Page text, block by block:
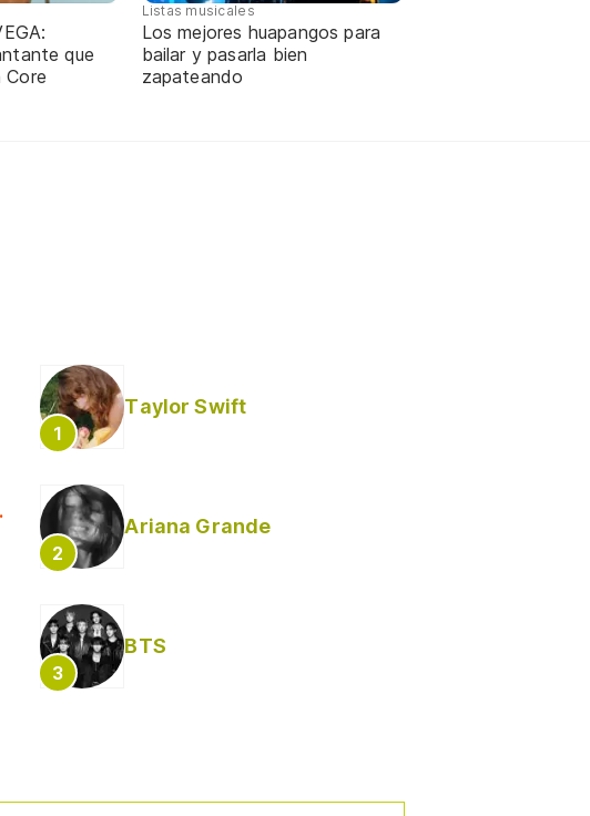
que
Listas musicales
Los mejores huapangos para
bailar y pasarla bien
zapateando
y Helabusador) [explícita]
Taylor Swift
Ariana Grande
BTS